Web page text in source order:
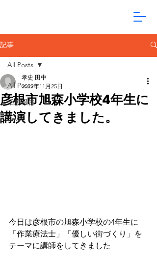
記事
All Posts
活動報告
news
All Posts
彦根市旭森小学校4年生に
講演してきました。
孝史 田中
2022年11月25日
今日は彦根市の旭森小学校の4年生に
「作業療法士」「優しい街づくり」を
テーマに講師をしてきました